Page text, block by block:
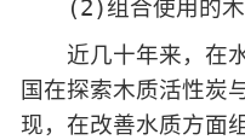
(2)组合使用的木
近几十年来，在水
国在探索木质活性炭
现，在改善水质方面